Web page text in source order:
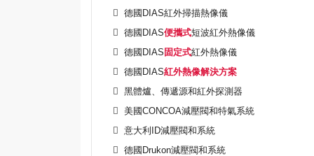
德國DIAS紅外掃描熱像儀
德國DIAS便攜式短波紅外熱像儀
德國DIAS固定式紅外熱像儀
德國DIAS紅外熱像解決方案
黑體爐、傳遞源和紅外探測器
美國CONCOA減壓閥和特氣系統
意大利ID減壓閥和系統
德國Drukon減壓閥和系統